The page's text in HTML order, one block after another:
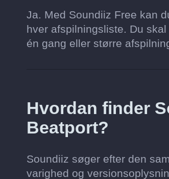
Ja. Med Soundiiz Free kan
hver afspilningsliste. Du
én gang eller større
Hvordan finder
Beatport?
Soundiiz søger efter den
varighed og